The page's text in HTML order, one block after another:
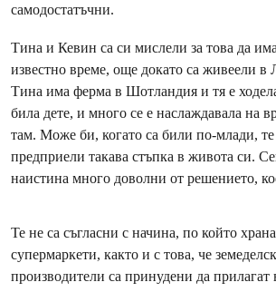
самодостатъчни.
Тина и Кевин са си мислели за това да
известно време, още докато са живеели в
Тина има ферма в Шотландия и тя е
била дете, и много се е наслаждавала на
там. Може би, когато са били по-млади,
предприели такава стъпка в живота си.
наистина много доволни от решението,
Те не са съгласни с начина, по който
супермаркети, както и с това, че
производители са принудени да